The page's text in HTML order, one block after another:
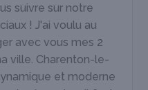
suivre sur notre
! J'ai voulu au
avec vous mes 2
ville. Charenton-le-
et moderne